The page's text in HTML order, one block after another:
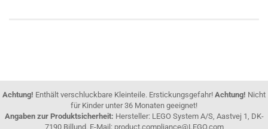
Achtung! Enthält verschluckbare Kleinteile. Erstickungsgefahr! Achtung! Nicht
für Kinder unter 36 Monaten geeignet!
Angaben zur Produktsicherheit: Hersteller: LEGO System A/S, Aastvej 1, DK-
7190 Billund, E-Mail: product.compliance@LEGO.com